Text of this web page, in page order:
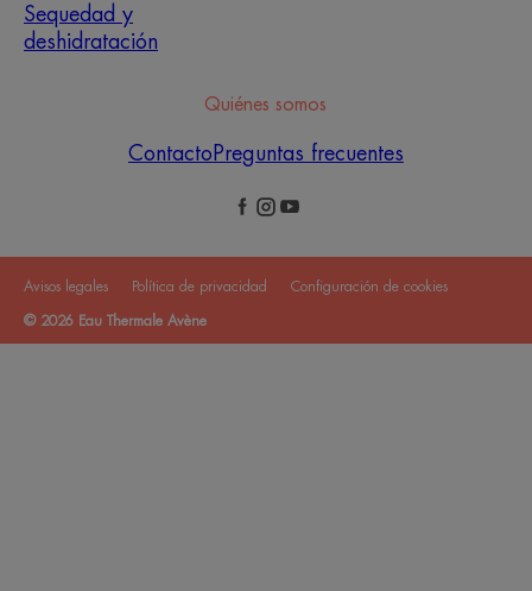
Sequedad y
deshidratación
Quiénes somos
Contacto Preguntas frecuentes
Avisos legales Política de privacidad Configuración de cookies
© 2026 Eau Thermale Avène